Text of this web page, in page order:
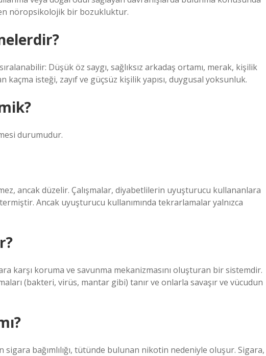
nöropsikolojik bir bozukluktur.
Düşük öz saygı, sağlıksız arkadaş ortamı, merak, kişilik
kaçma isteği, zayıf ve güçsüz kişilik yapısı, duygusal yoksunluk.
durumudur.
ancak düzelir. Çalışmalar, diyabetlilerin uyuşturucu kullananlara
Ancak uyuşturucu kullanımında tekrarlamalar yalnızca
karşı koruma ve savunma mekanizmasını oluşturan bir sistemdir.
(bakteri, virüs, mantar gibi) tanır ve onlarla savaşır ve vücudun
sigara bağımlılığı, tütünde bulunan nikotin nedeniyle oluşur. Sigara,